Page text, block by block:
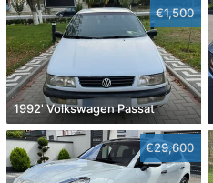
€1,500
1992' Volkswagen Passat
€29,600